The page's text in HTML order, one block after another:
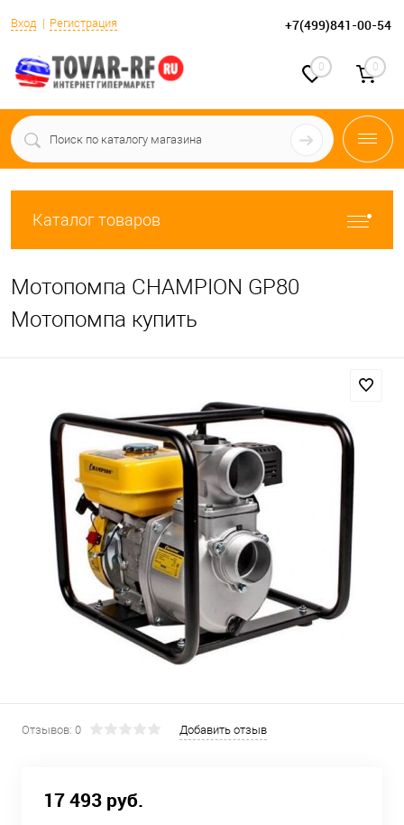
Вход Регистрация +7(499)841-00-54
0 0
Каталог товаров
Мотопомпа CHAMPION GP80
Мотопомпа купить
Отзывов: 0 Добавить отзыв
17 493 руб.